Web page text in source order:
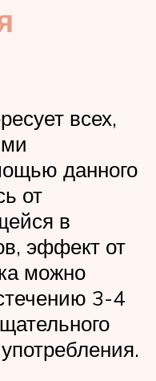
всех,
данного
от
в
эффект от
можно
3-4